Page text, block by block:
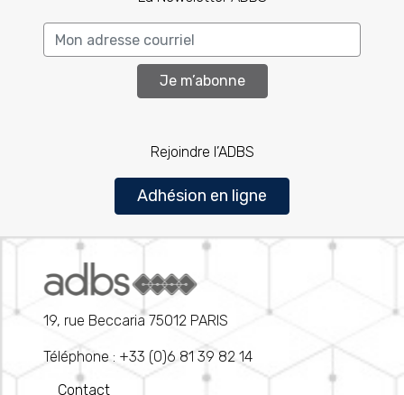
Je m’abonne
Rejoindre l’ADBS
Adhésion en ligne
19, rue Beccaria 75012 PARIS
Téléphone : +33 (0)6 81 39 82 14
Contact